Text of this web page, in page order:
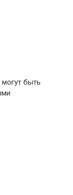
быть